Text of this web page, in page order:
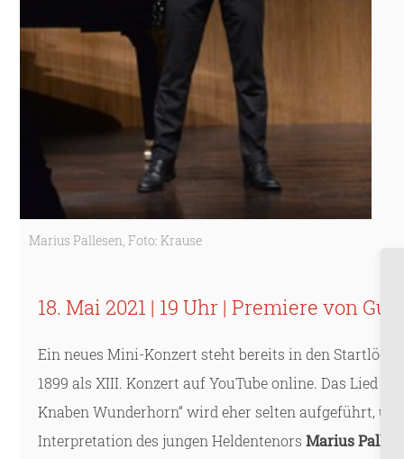
Marius Pallesen, Foto: Krause
18. Mai 2021 | 19 Uhr | Premiere von
Ein neues Mini-Konzert steht bereits in den
1899 als XIII. Konzert auf YouTube online. Das Lied
Knaben Wunderhorn“ wird eher selten aufgeführt,
Interpretation des jungen Heldentenors Marius